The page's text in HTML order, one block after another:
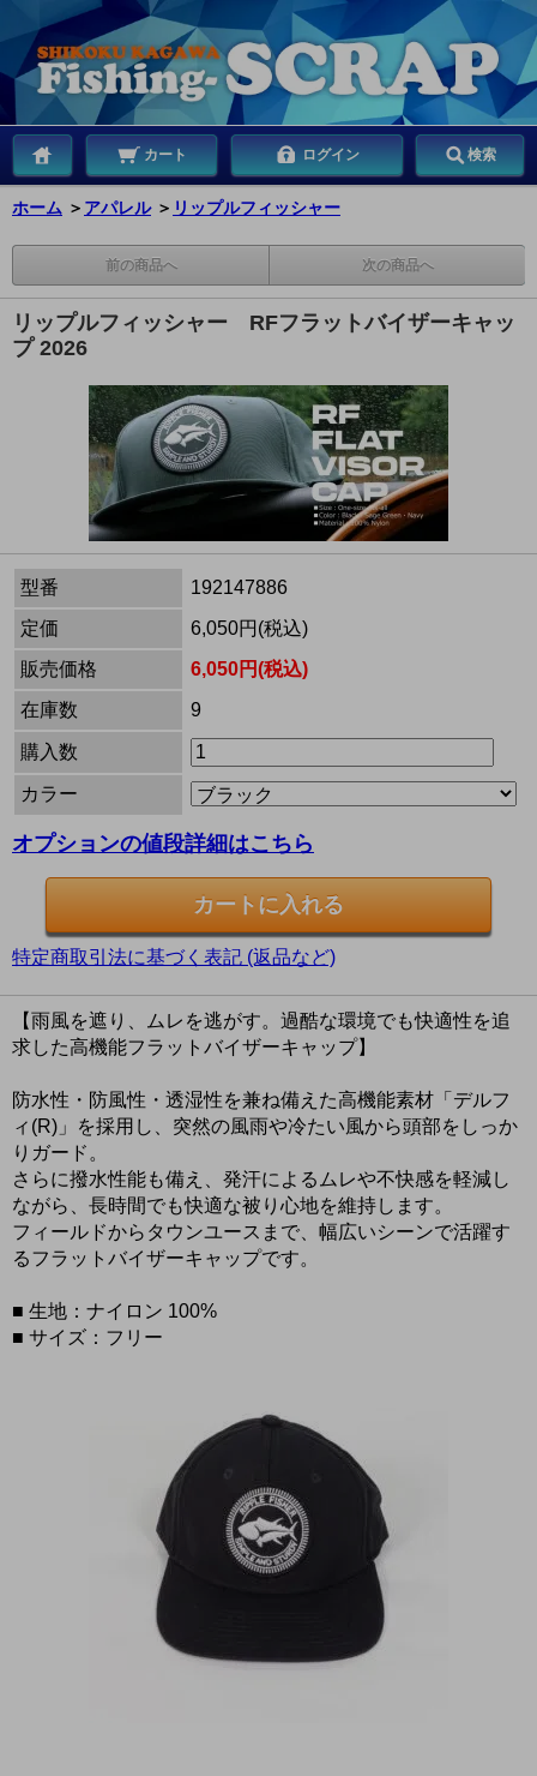
カート ログイン 検索
ホーム ＞ アパレル ＞ リップルフィッシャー
前の商品へ 次の商品へ
リップルフィッシャー RFフラットバイザーキャッ
プ 2026
型番
192147886
定価
6,050円(税込)
販売価格
6,050円(税込)
在庫数
9
購入数
カラー
オプションの値段詳細はこちら
特定商取引法に基づく表記 (返品など)
【雨風を遮り、ムレを逃がす。過酷な環境でも快適性を追
求した高機能フラットバイザーキャップ】
防水性・防風性・透湿性を兼ね備えた高機能素材「デルフ
ィ(R)」を採用し、突然の風雨や冷たい風から頭部をしっか
りガード。
さらに撥水性能も備え、発汗によるムレや不快感を軽減し
ながら、長時間でも快適な被り心地を維持します。
フィールドからタウンユースまで、幅広いシーンで活躍す
るフラットバイザーキャップです。
■ 生地：ナイロン 100%
■ サイズ：フリー